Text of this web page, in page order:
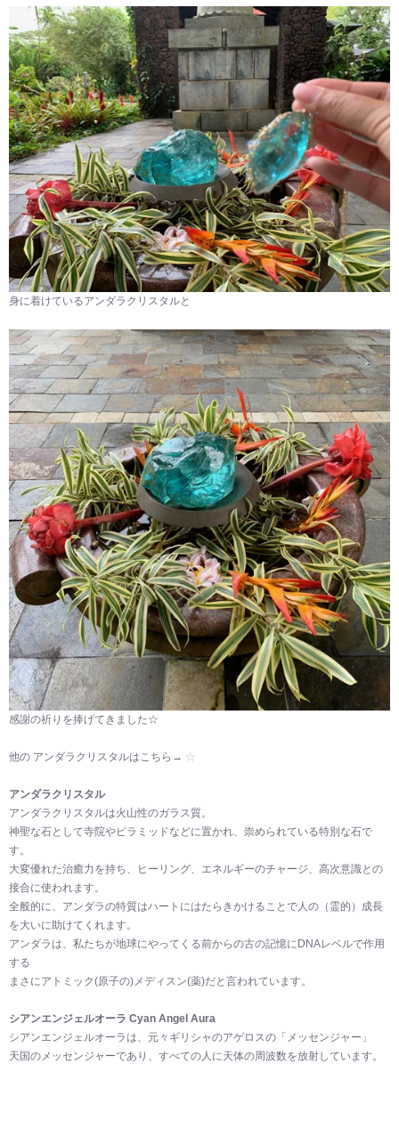
身に着けているアンダラクリスタルと
感謝の祈りを捧げてきました☆
他の アンダラクリスタルはこちら→ ☆
アンダラクリスタル
アンダラクリスタルは火山性のガラス質。
神聖な石として寺院やピラミッドなどに置かれ、崇められている特別な石で
す。
大変優れた治癒力を持ち、ヒーリング、エネルギーのチャージ、高次意識との
接合に使われます。
全般的に、アンダラの特質はハートにはたらきかけることで人の（霊的）成長
を大いに助けてくれます。
アンダラは、私たちが地球にやってくる前からの古の記憶にDNAレベルで作用
する
まさにアトミック(原子の)メディスン(薬)だと言われています。
シアンエンジェルオーラ Cyan Angel Aura
シアンエンジェルオーラは、元々ギリシャのアゲロスの「メッセンジャー」
天国のメッセンジャーであり、すべての人に天体の周波数を放射しています。